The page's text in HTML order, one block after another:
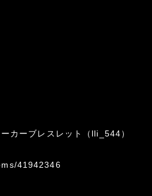
カーブレスレット（lli_544）
41942346